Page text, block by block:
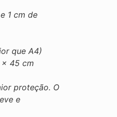
1 cm de
que A4)
x 45 cm
proteção. O
e